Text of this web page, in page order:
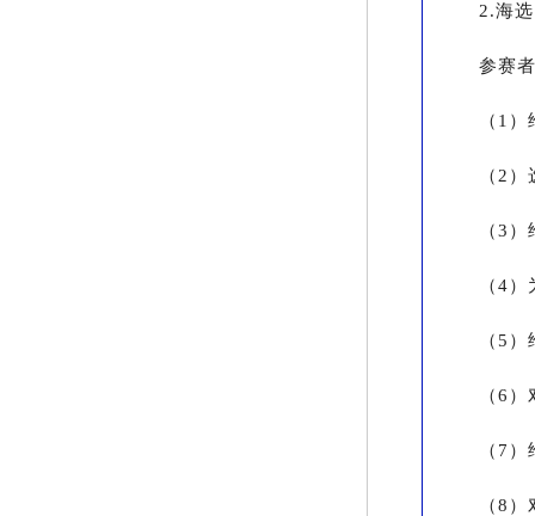
2.海
参赛
（1
（2
（3
（4
（5
（6
（7
（8